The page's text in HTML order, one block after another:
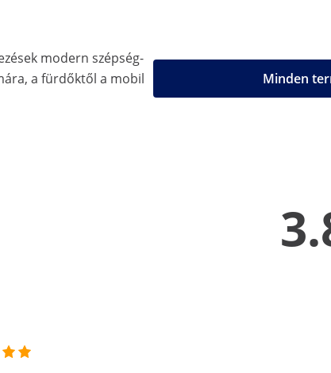
modern szépség-
a fürdőktől a mobil
Minden